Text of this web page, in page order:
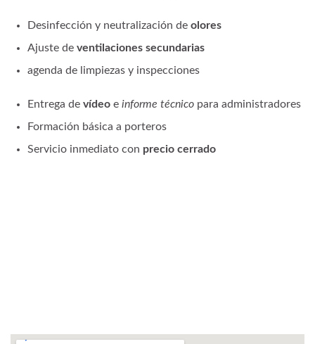
Desinfección y neutralización de olores
Ajuste de ventilaciones secundarias
agenda de limpiezas y inspecciones
Entrega de vídeo e informe técnico para administradores
Formación básica a porteros
Servicio inmediato con precio cerrado